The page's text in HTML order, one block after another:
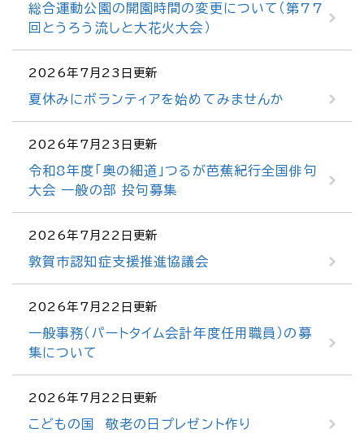
総合運動公園の開園時間の変更について（第77
回とうろう流しと大花火大会）
2026年7月23日更新
夏休みにボランティアを始めてみませんか
2026年7月23日更新
令和8年度「奥の細道」つるが芭蕉紀行全国俳句
大会 一般の部 投句募集
2026年7月22日更新
敦賀市認知症支援推進協議会
2026年7月22日更新
一般事務（パートタイム会計年度任用職員）の募
集について
2026年7月22日更新
こどもの国 敬老の日プレゼント作り